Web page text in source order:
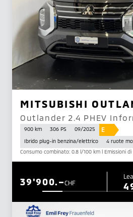
MITSUBISHI
Outlander 2.4 PHEV
900 km 306 PS 09/2025 E
Ibrido plug-in benzina/elettrico
4 ruote
Consumo combinato: 0.8 l/100 km | Emissioni
CHF
39'900.–